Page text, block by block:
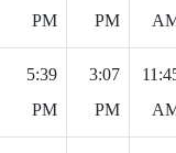
PM
PM
3:07
PM
5:39
PM